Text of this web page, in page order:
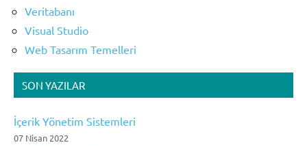
Veritabanı
Visual Studio
Web Tasarım Temelleri
SON YAZILAR
İçerik Yönetim Sistemleri
07 Nisan 2022